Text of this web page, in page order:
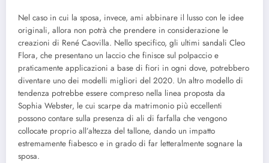
Nel caso in cui la sposa, invece, ami abbinare il lusso con le idee
originali, allora non potrà che prendere in considerazione le
creazioni di René Caovilla. Nello specifico, gli ultimi sandali Cleo
Flora, che presentano un laccio che finisce sul polpaccio e
praticamente applicazioni a base di fiori in ogni dove, potrebbero
diventare uno dei modelli migliori del 2020. Un altro modello di
tendenza potrebbe essere compreso nella linea proposta da
Sophia Webster, le cui scarpe da matrimonio più eccellenti
possono contare sulla presenza di ali di farfalla che vengono
collocate proprio all’altezza del tallone, dando un impatto
estremamente fiabesco e in grado di far letteralmente sognare la
sposa.